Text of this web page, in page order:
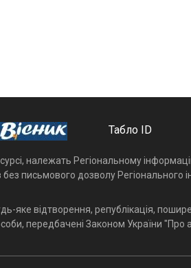
Табло ID
належать Регіональному
письмового дозволу Регіонального
яке відтворення, републікація,
передбачені Законом України "Про